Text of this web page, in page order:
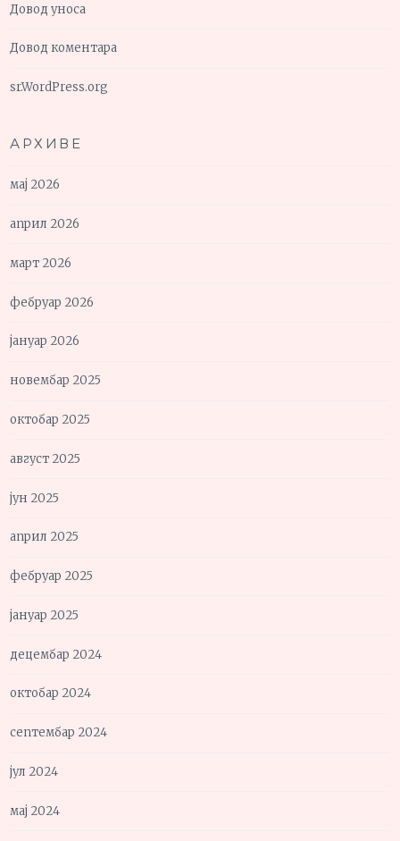
Довод уноса
Довод коментара
sr.WordPress.org
АРХИВЕ
мај 2026
април 2026
март 2026
фебруар 2026
јануар 2026
новембар 2025
октобар 2025
август 2025
јун 2025
април 2025
фебруар 2025
јануар 2025
децембар 2024
октобар 2024
септембар 2024
јул 2024
мај 2024